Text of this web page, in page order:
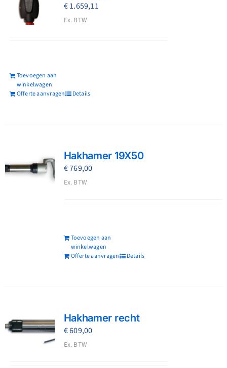
€1.659,11
Ex. BTW
Toevoegen aan
winkelwagen
Offerte aanvragen
Details
Hakhamer 19X50
€769,00
Ex. BTW
Toevoegen aan
winkelwagen
Offerte aanvragen
Details
Hakhamer recht
€609,00
Ex. BTW